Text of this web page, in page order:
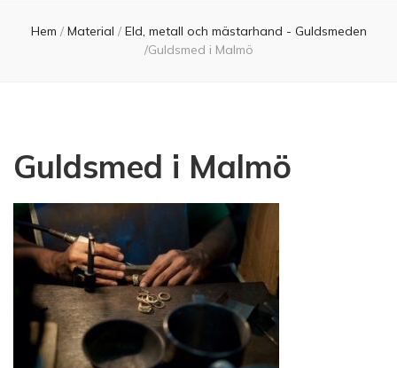
Hem / Material / Eld, metall och mästarhand - Guldsmeden
/Guldsmed i Malmö
Guldsmed i Malmö